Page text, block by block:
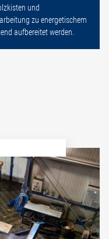
und
zu energetischem
aufbereitet werden.